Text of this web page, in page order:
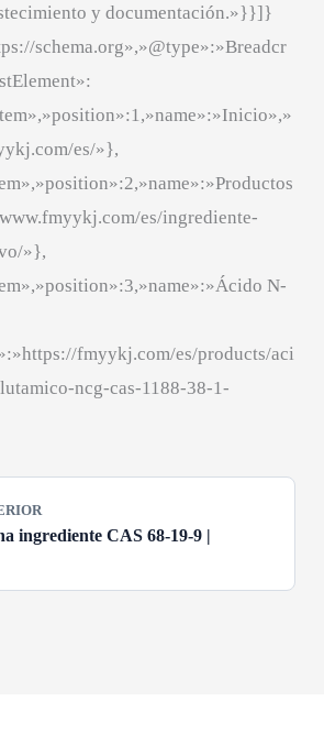
y documentación.»}}]}
schema.org»,»@type»:»Breadcr
es/»},
es/ingrediente-
»},
N-
fmyykj.com/es/products/aci
ncg-cas-1188-38-1-
ingrediente CAS 68-19-9 |